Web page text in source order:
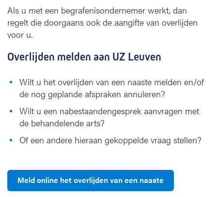
Als u met een begrafenisondernemer werkt, dan
regelt die doorgaans ook de aangifte van overlijden
voor u.
Overlijden melden aan UZ Leuven
Wilt u het overlijden van een naaste melden en/of
de nog geplande afspraken annuleren?
Wilt u een nabestaandengesprek aanvragen met
de behandelende arts?
Of een andere hieraan gekoppelde vraag stellen?
Meld online het overlijden van een naaste